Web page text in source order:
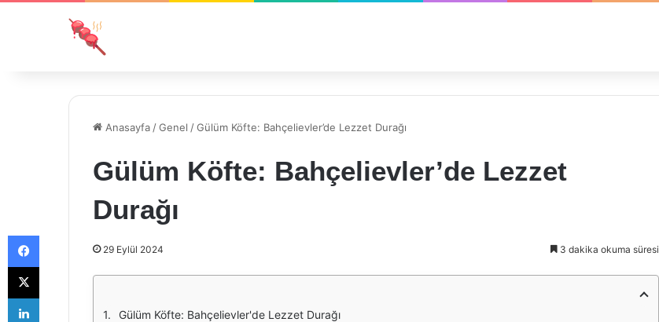
Anasayfa /Genel /Gülüm Köfte: Bahçelievler’de Lezzet Durağı
Gülüm Köfte: Bahçelievler’de Lezzet
Durağı
29 Eylül 2024 3 dakika okuma süresi
Gülüm Köfte: Bahçelievler'de Lezzet Durağı
Facebook
X
LinkedIn